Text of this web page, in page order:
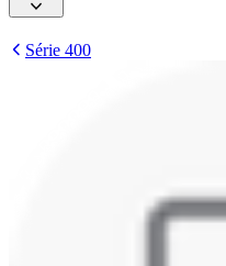
Série 400